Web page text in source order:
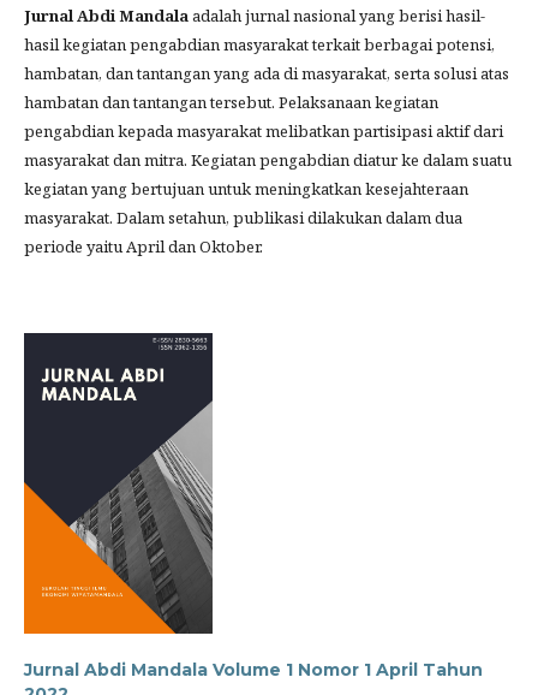
Jurnal Abdi Mandalaadalah jurnal nasional yang berisi hasil-
hasil kegiatan pengabdian masyarakat terkait berbagai potensi,
hambatan, dan tantangan yang ada di masyarakat, serta solusi atas
hambatan dan tantangan tersebut. Pelaksanaan kegiatan
pengabdian kepada masyarakat melibatkan partisipasi aktif dari
masyarakat dan mitra. Kegiatan pengabdian diatur ke dalam suatu
kegiatan yang bertujuan untuk meningkatkan kesejahteraan
masyarakat. Dalam setahun, publikasi dilakukan dalam dua
periode yaitu April dan Oktober.
Jurnal Abdi Mandala Volume 1 Nomor 1 April Tahun